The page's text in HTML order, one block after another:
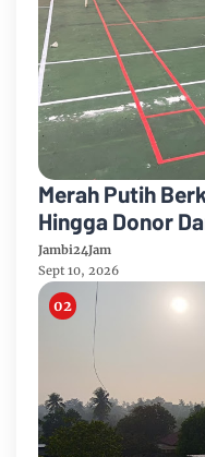
Merah Putih
Hingga Donor
Ke-81 Di PTPN IV
Jambi24Jam
Sept 10, 2026